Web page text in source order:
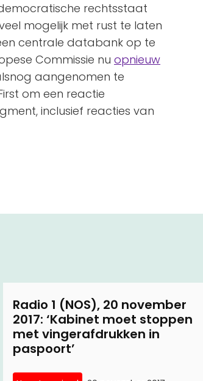
rechtsstaat
mogelijk met rust te laten
centrale databank op te
Commissie nu opnieuw
aangenomen te
om een reactie
inclusief reacties van
Radio 1 (NOS), 20 november
2017: ‘Kabinet moet stoppen
met vingerafdrukken in
paspoort’